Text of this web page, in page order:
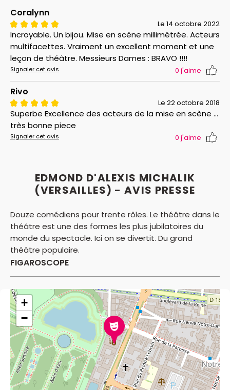
Coralynn
Le 14 octobre 2022
Incroyable. Un bijou. Mise en scène millimétrée. Acteurs
multifacettes. Vraiment un excellent moment et une
leçon de théâtre. Messieurs Dames : BRAVO !!!!
Signaler cet avis 0 j'aime
Rivo
Le 22 octobre 2018
Superbe Excellence des acteurs de la mise en scène ...
très bonne piece
Signaler cet avis 0 j'aime
EDMOND D'ALEXIS MICHALIK
(VERSAILLES) - AVIS PRESSE
Douze comédiens pour trente rôles. Le théâtre dans le
théâtre est une des formes les plus jubilatoires du
monde du spectacle. Ici on se divertit. Du grand
théâtre populaire.
FIGAROSCOPE
+
−